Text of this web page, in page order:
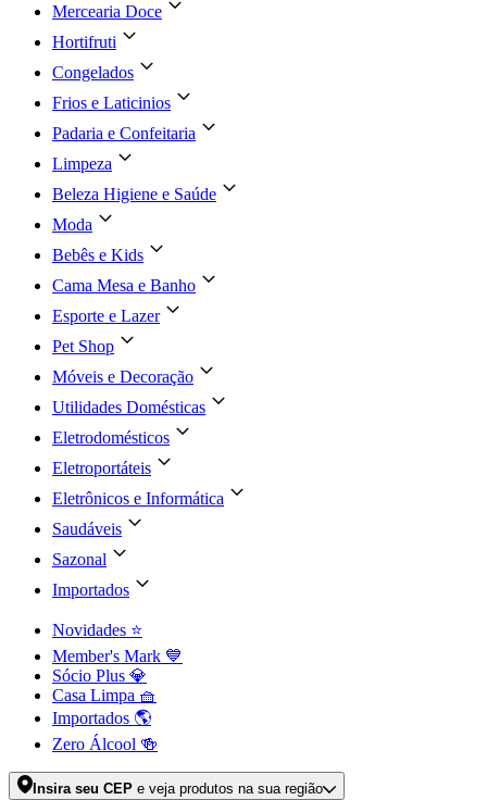
Mercearia Doce
Hortifruti
Congelados
Frios e Laticinios
Padaria e Confeitaria
Limpeza
Beleza Higiene e Saúde
Moda
Bebês e Kids
Cama Mesa e Banho
Esporte e Lazer
Pet Shop
Móveis e Decoração
Utilidades Domésticas
Eletrodomésticos
Eletroportáteis
Eletrônicos e Informática
Saudáveis
Sazonal
Importados
Novidades ⭐
Member's Mark 💙
Sócio Plus 💎
Casa Limpa 🧺
Importados 🌎
Zero Álcool 🍻
Insira seu CEP e veja produtos na sua região